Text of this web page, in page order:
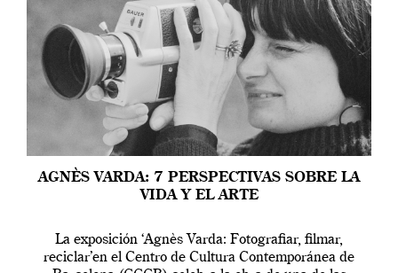
AGNÈS VARDA: 7 PERSPECTIVAS SOBRE LA
VIDA Y EL ARTE
La exposición ‘Agnès Varda: Fotografiar, filmar,
reciclar’en el Centro de Cultura Contemporánea de